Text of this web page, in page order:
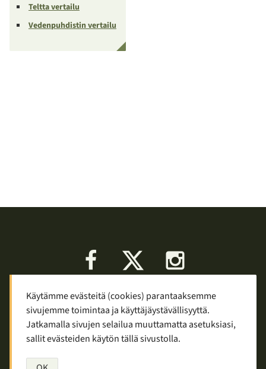
Teltta vertailu
Vedenpuhdistin vertailu
Facebook
Keskustelu Palaute
Tietosuoja
Mainostaminen ja yhteistyö
Copyright © 2007—2026Tuomas Tolppi /
Käytämme evästeitä (cookies) parantaaksemme
sivujemme toimintaa ja käyttäjäystävällisyyttä.
Jatkamalla sivujen selailua muuttamatta asetuksiasi,
sallit evästeiden käytön tällä sivustolla.